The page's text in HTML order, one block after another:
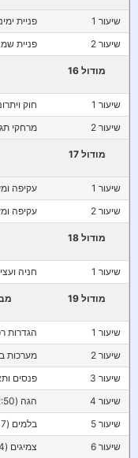
שיעור 1
פניית
שיעור 2
פניית
מודול 16
שיעור 1
חוק
שיעור 2
מרחקי
מודול 17
שיעור 1
עקיפה
שיעור 2
עקיפה
מודול 18
שיעור 1 חניה
מודול 19
שיעור 1
הגדרות
שיעור 2
מערכות
שיעור 3
פנסים
שיעור 4
הגה (2:50)
שיעור 5
בלמים (4:17)
שיעור 6
צמיגים (5:24)